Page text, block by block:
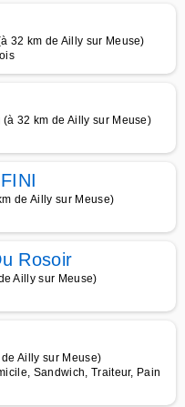
32 km de Ailly sur Meuse)
32 km de Ailly sur Meuse)
de Ailly sur Meuse)
Rosoir
Ailly sur Meuse)
Ailly sur Meuse)
Sandwich, Traiteur, Pain